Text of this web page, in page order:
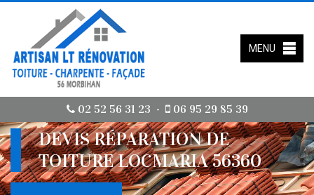
02 52 56 31 23 - 06 95 29 85 39
MENU
DEVIS RÉPARATION DE
TOITURE LOCMARIA 56360